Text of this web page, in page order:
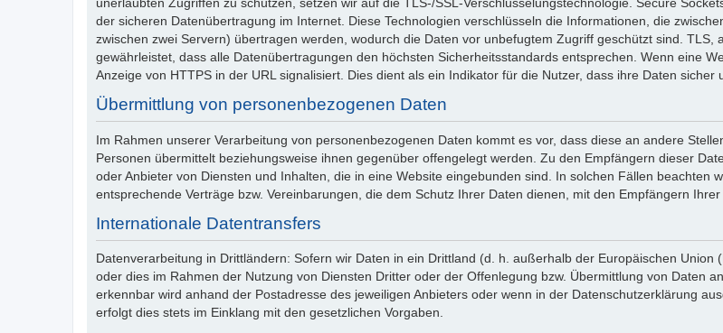
der sicheren Datenübertragung im Internet. Diese Technologien verschlüsseln die Informationen, die
zwischen zwei Servern) übertragen werden, wodurch die Daten vor unbefugtem Zugriff geschützt sind. TLS,
gewährleistet, dass alle Datenübertragungen den höchsten Sicherheitsstandards entsprechen. Wenn eine
Anzeige von HTTPS in der URL signalisiert. Dies dient als ein Indikator für die Nutzer, dass ihre Daten sicher
Übermittlung von personenbezogenen Daten
Im Rahmen unserer Verarbeitung von personenbezogenen Daten kommt es vor, dass diese an andere
Personen übermittelt beziehungsweise ihnen gegenüber offengelegt werden. Zu den Empfängern dieser
oder Anbieter von Diensten und Inhalten, die in eine Website eingebunden sind. In solchen Fällen beachten
entsprechende Verträge bzw. Vereinbarungen, die dem Schutz Ihrer Daten dienen, mit den Empfängern Ihrer
Internationale Datentransfers
Datenverarbeitung in Drittländern: Sofern wir Daten in ein Drittland (d. h. außerhalb der Europäischen
oder dies im Rahmen der Nutzung von Diensten Dritter oder der Offenlegung bzw. Übermittlung von Daten
erkennbar wird anhand der Postadresse des jeweiligen Anbieters oder wenn in der Datenschutzerklärung
erfolgt dies stets im Einklang mit den gesetzlichen Vorgaben.